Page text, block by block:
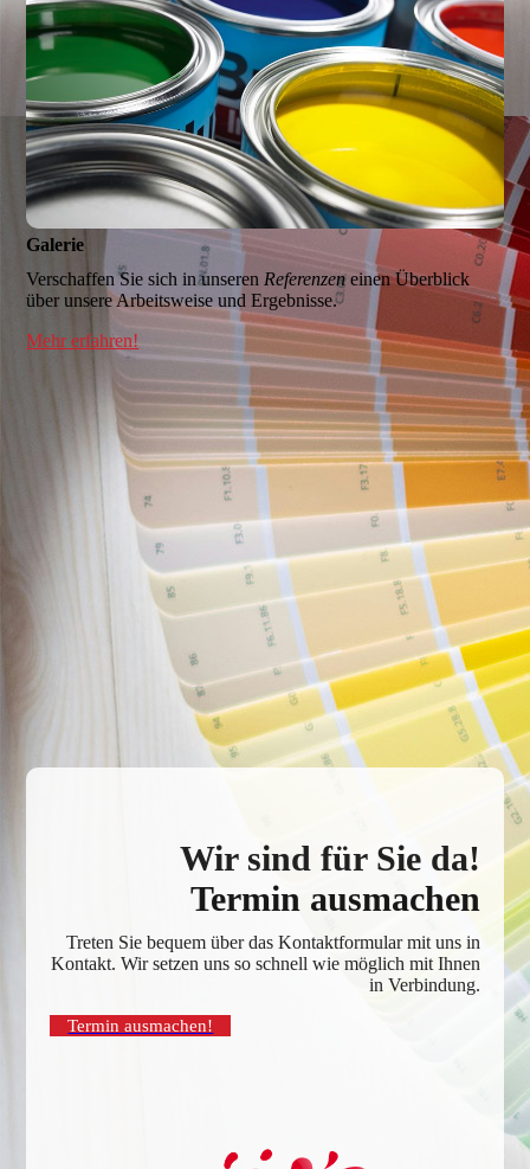
Galerie
Verschaffen Sie sich in unseren Referenzeneinen Überblick
über unsere Arbeitsweise und Ergebnisse.
Mehr erfahren!
Wir sind für Sie da!
Termin ausmachen
Treten Sie bequem über das Kontaktformular mit uns in
Kontakt. Wir setzen uns so schnell wie möglich mit Ihnen
in Verbindung.
Termin ausmachen!